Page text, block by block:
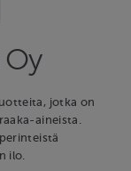
jotka on
aineista.
ilo.